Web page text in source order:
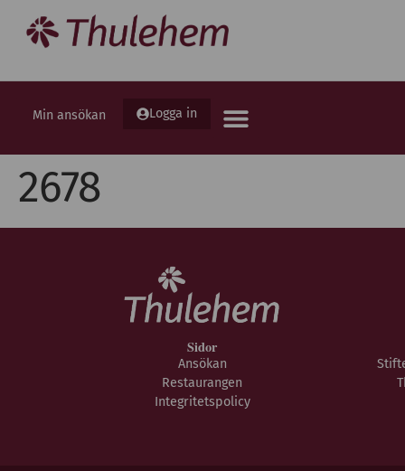
Min ansökan Logga in
2678
Sidor
Ansökan
Restaurangen
Integritetspolicy